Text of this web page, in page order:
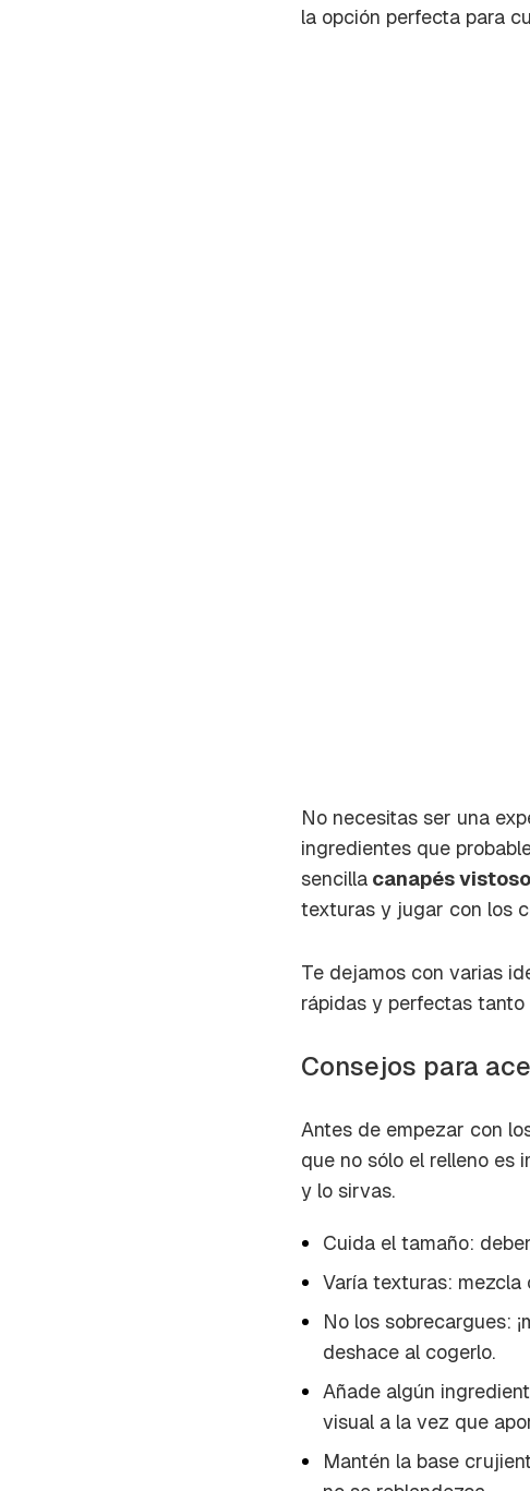
Para
cuenta
la opción perfecta para
No necesitas ser una
ingredientes que
sencilla canapés
texturas y jugar con los
Te dejamos con varias
rápidas y perfectas tanto
Consejos para
Antes de empezar con
que no sólo el relleno es
y lo sirvas.
Cuida el tamaño:
Varía texturas: mezcla
No los sobrecargues:
deshace al cogerlo.
Añade algún
visual a la vez que
Mantén la base